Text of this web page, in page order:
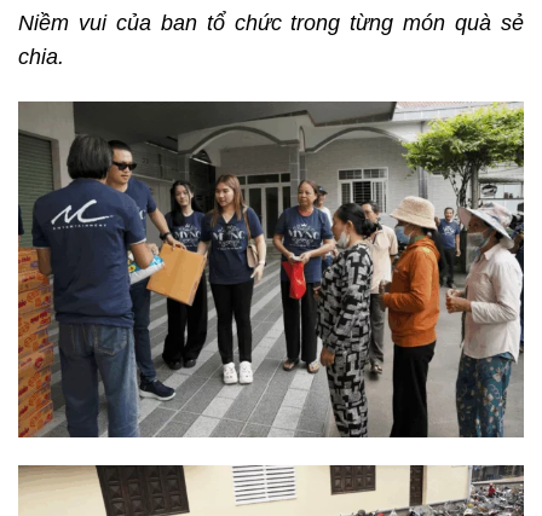
Niềm vui của ban tổ chức trong từng món quà sẻ
chia.